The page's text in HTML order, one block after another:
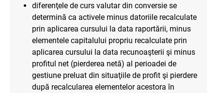
diferenţele de curs valutar din conversie se
determină ca activele minus datoriile recalculate
prin aplicarea cursului la data raportării, minus
elementele capitalului propriu recalculate prin
aplicarea cursului la data recunoaşterii şi minus
profitul net (pierderea netă) al perioadei de
gestiune preluat din situaţiile de profit şi pierdere
după recalcularea elementelor acestora în